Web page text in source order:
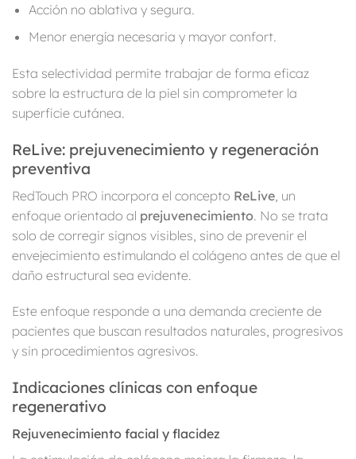
Acción no ablativa y segura.
Menor energía necesaria y mayor confort.
Esta selectividad permite trabajar de forma eficaz
sobre la estructura de la piel sin comprometer la
superficie cutánea.
ReLive: prejuvenecimiento y regeneración
preventiva
RedTouch PRO incorpora el concepto ReLive , un
enfoque orientado al prejuvenecimiento. No se trata
solo de corregir signos visibles, sino de prevenir el
envejecimiento estimulando el colágeno antes de que el
daño estructural sea evidente.
Este enfoque responde a una demanda creciente de
pacientes que buscan resultados naturales, progresivos
y sin procedimientos agresivos.
Indicaciones clínicas con enfoque
regenerativo
Rejuvenecimiento facial y flacidez